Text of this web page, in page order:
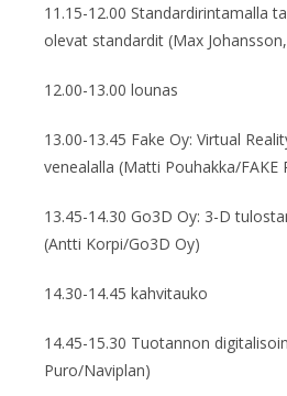
11.15-12.00 Standardirintamalla
olevat standardit (Max
12.00-13.00 lounas
13.00-13.45 Fake Oy: Virtual
venealalla (Matti Pouhakka/FAKE
13.45-14.30 Go3D Oy: 3-D
(Antti Korpi/Go3D Oy)
14.30-14.45 kahvitauko
14.45-15.30 Tuotannon
Puro/Naviplan)